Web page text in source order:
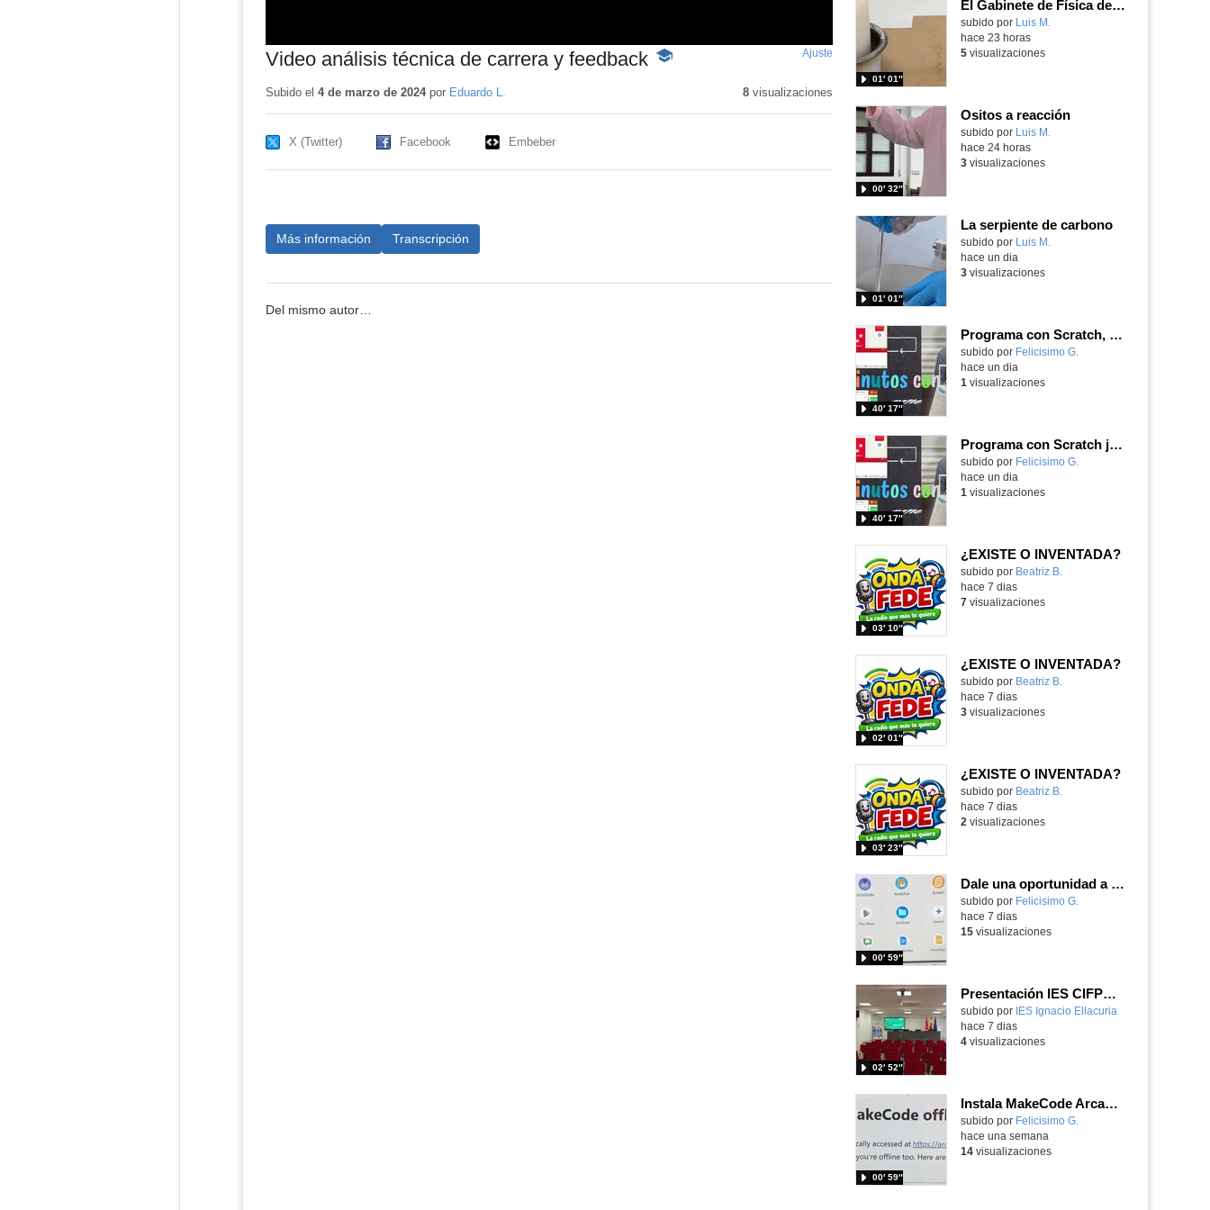
Video análisis técnica de carrera y feedback -
Ajuste
pantalla
Subido el 4 de marzo de 2024por Eduardo L. 8visualizaciones
X (Twitter) Facebook Embeber
Más información Transcripción
Del mismo autor…
El Gabinete de Física del IES Enrique Tierno Galván de Parla (Curso 25-26)
Contenido educativo.
subido por Luis M.
01′ 01″
hace 23 horas
5visualizaciones
Ositos a reacción
Contenido educativo.
subido por Luis M.
00′ 32″
hace 24 horas
3visualizaciones
La serpiente de carbono
Contenido educativo.
subido por Luis M.
01′ 01″
hace un dia
3visualizaciones
Programa con Scratch, 8 diferentes juegos para vivir la emoción de los partidos de España en el mundial 2026
Contenido educativo.
subido por Felicisimo G.
40′ 17″
hace un dia
1 visualizaciones
Programa con Scratch juegos con los partidos del mundial 2026 ganados por España
Contenido educativo.
subido por Felicisimo G.
40′ 17″
hace un dia
1 visualizaciones
¿EXISTE O INVENTADA?
Contenido educativo.
subido por Beatriz B.
03′ 10″
hace 7 dias
7visualizaciones
¿EXISTE O INVENTADA?
Contenido educativo.
subido por Beatriz B.
02′ 01″
hace 7 dias
3visualizaciones
¿EXISTE O INVENTADA?
Contenido educativo.
subido por Beatriz B.
03′ 23″
hace 7 dias
2 visualizaciones
Dale una oportunidad a los Chromebooks y utiliza un proyector para realizar talleres si no tienes pantallas táctiles
Contenido educativo.
subido por Felicisimo G.
00′ 59″
hace 7 dias
15visualizaciones
Presentación IES CIFPD Ignacio Ellacuría
Contenido educativo.
subido por IES Ignacio Ellacuria
02′ 52″
hace 7 dias
4visualizaciones
Instala MakeCode Arcade para trabajar offline en tu tablet, ordenador, Chromebook
Contenido educativo.
subido por Felicisimo G.
00′ 59″
hace una semana
14visualizaciones